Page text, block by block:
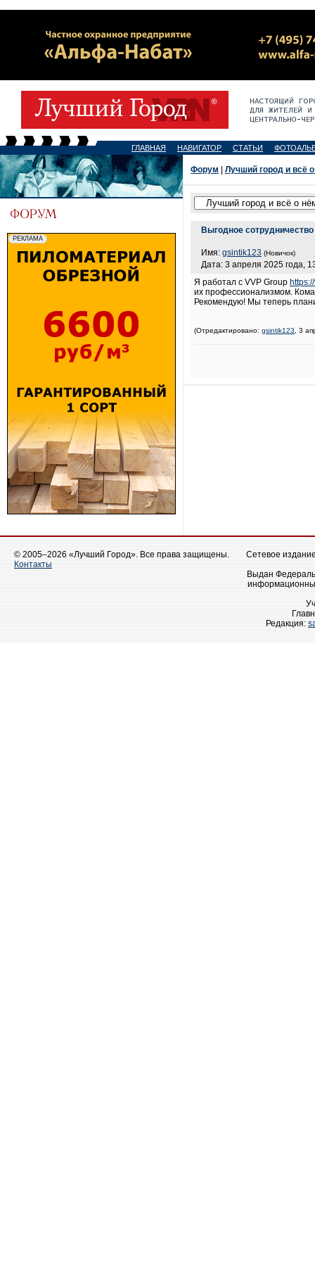
ГЛАВНАЯ НАВИГАТОР СТАТЬИ
Форум Лучший город и всё
Выгодное сотрудничество
Имя: gsintik123 (Новичок)
Дата: 3 апреля 2025 года,
Я работал с VVP Group
их профессионализмом.
Рекомендую! Мы теперь
(Отредактировано: gsintik123 , 3
© 2005–2026 «Лучший Город». Все права защищены.
Контакты
Сетевое
Выдан
Редакция: